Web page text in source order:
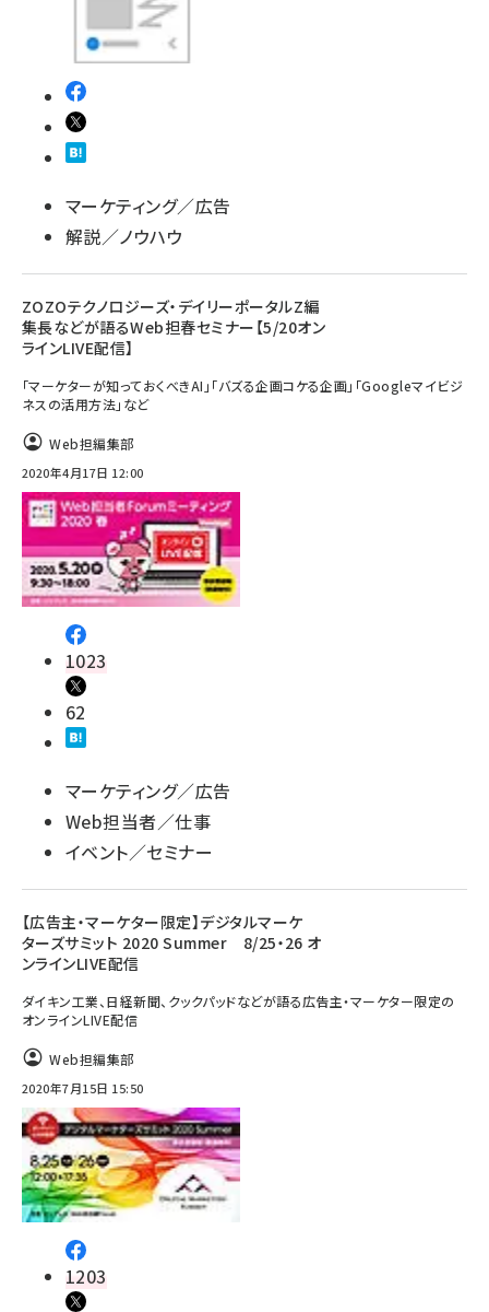
マーケティング／広告
解説／ノウハウ
ZOZOテクノロジーズ・デイリーポータルZ編
集長などが語るWeb担春セミナー【5/20オン
ラインLIVE配信】
「マーケターが知っておくべきAI」「バズる企画コケる企画」「Googleマイビジ
ネスの活用方法」など
Web担編集部
2020年4月17日 12:00
1023
62
マーケティング／広告
Web担当者／仕事
イベント／セミナー
【広告主・マーケター限定】デジタルマーケ
ターズサミット 2020 Summer 8/25・26 オ
ンラインLIVE配信
ダイキン工業、日経新聞、クックパッドなどが語る広告主・マーケター限定の
オンラインLIVE配信
Web担編集部
2020年7月15日 15:50
1203